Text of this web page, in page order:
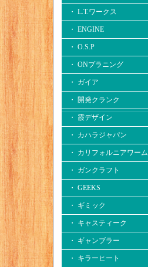
・ L.T.ワークス
・ ENGINE
・ O.S.P
・ ONプラニング
・ ガイア
・ 開発クランク
・ 霞デザイン
・ カハラジャパン
・ カリフォルニアワーム
・ ガンクラフト
・ GEEKS
・ ギミック
・ キャスティーク
・ ギャンブラー
・ キラーヒート